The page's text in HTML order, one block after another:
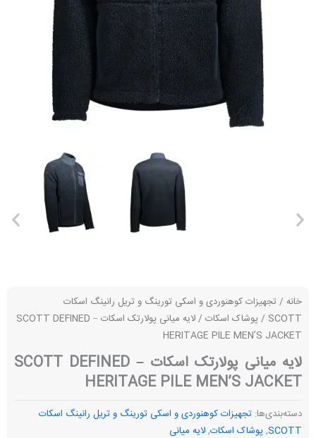
خانه / تجهیزات کوهنوردی و اسکی تورینگ و تریل رانینگ اسکات
SCOTT
/ پوشاک اسکات
/ لایه میانی پولارتک اسکات – SCOTT DEFINED
HERITAGE PILE MEN’S JACKET
لایه میانی پولارتک اسکات – SCOTT DEFINED
HERITAGE PILE MEN’S JACKET
دسته‌بندی‌ها: تجهیزات کوهنوردی و اسکی تورینگ و تریل رانینگ اسکات
SCOTT
,پوشاک اسکات,لایه میانی